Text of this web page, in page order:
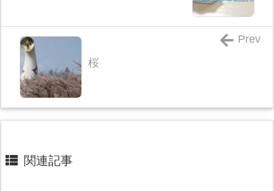
桜
Prev
関連記事